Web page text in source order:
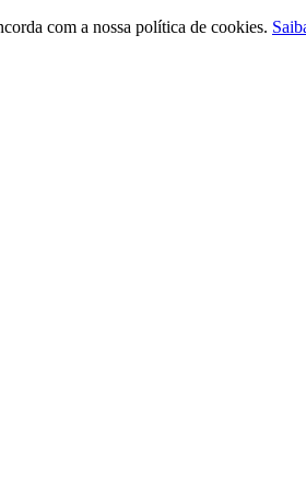
com a nossa política de cookies.